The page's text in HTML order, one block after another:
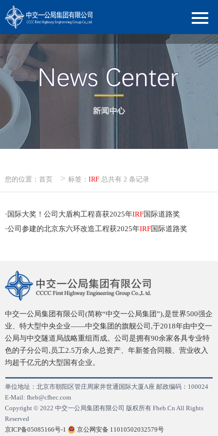
您的位置： 首页 > 标签： IRF 总共有 2 条记录
· 国际大奖！公司大盾构工程喜获2025年IRF国际道路奖
·公司参建的北京东六环改造工程获2025年IRF国际道路奖
中交一公局集团有限公司(简称“中交一公局集团”),是世界500强企
业、特大型中央企业——中交集团的旗舰公司,于2018年由中交一
公局与中交隧道局战略重组而成。公司是拥有90余家各具专业特
色的子分公司,员工2.5万余人,总资产、年新签合同额、营业收入
均超千亿元的大型国有企业。
单位地址：北京市朝阳区管庄周家井世通国际大厦A座 邮政编码：100024
E-Mail: fheb@cfhec.com
Copyright © 2022 中交一公局集团有限公司 版权所有 Fheb.Cn All Rights
Reserved
京ICP备05085166号-1
京公网安备 11010502032579号